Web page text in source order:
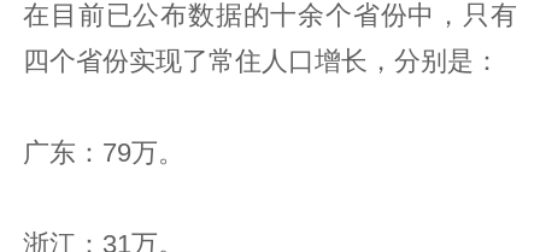
在目前已公布数据的十余个省份中，只有
四个省份实现了常住人口增长，分别是：
广东：79万。
浙江：31万。